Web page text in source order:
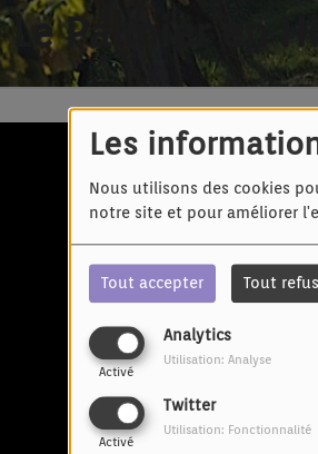
Les
Nous utilisons des cookies
notre site et pour améliorer
Tout accepter Tout
Analytics
Activé
Utilisation: Analyse
Twitter
Activé
Utilisation: Fonctionnalité
Le Palmier en